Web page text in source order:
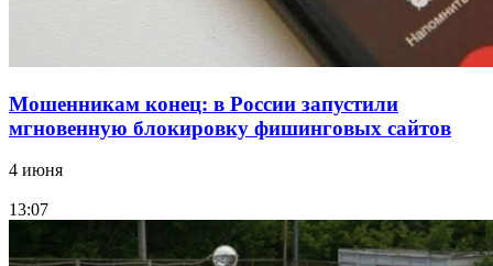
Мошенникам конец: в России запустили
мгновенную блокировку фишинговых сайтов
4 июня
13:07